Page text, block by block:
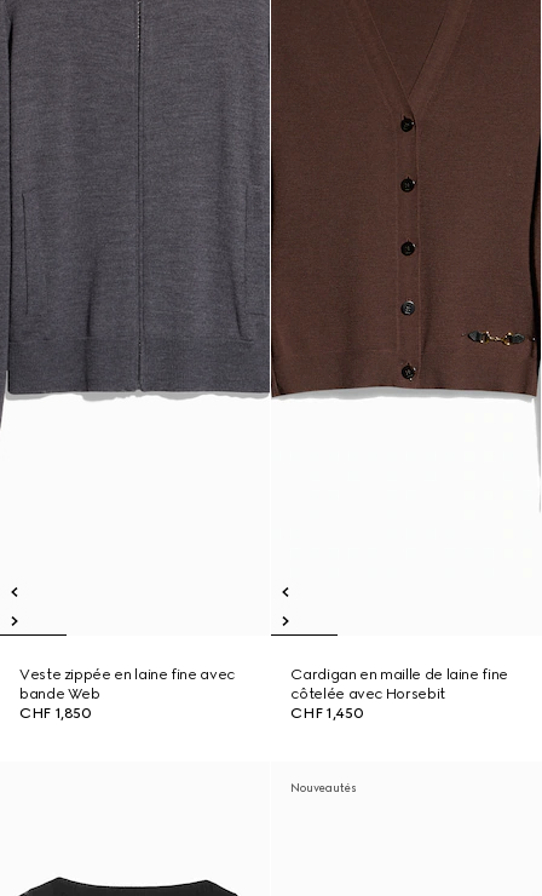
Veste zippée en laine fine avec
bande Web
CHF 1,850
Cardigan en maille de laine fine
côtelée avec Horsebit
CHF 1,450
Nouveautés